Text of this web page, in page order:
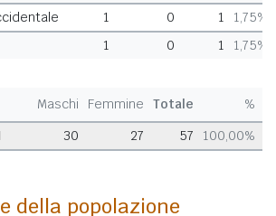
1 0 1
1,75%
1 0 1 1,75%
Maschi Femmine Totale
%
30 27 57 100,00%
della popolazione